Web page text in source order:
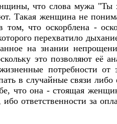
что слова мужа "Ты
Такая женщина не
что оскорблена -
перехватило
на знании
это позволяют её
потребности от
в случайные связи
что она - стоящая
ответственности за